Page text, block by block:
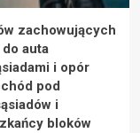
zachowujących
do auta
i opór
pod
i
bloków